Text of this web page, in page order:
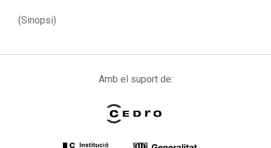
(Sinopsi)
Amb el suport de: